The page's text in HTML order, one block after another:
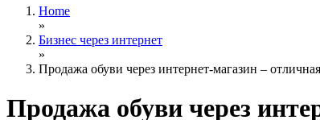
Home
»
Бизнес через интернет
»
Продажа обуви через интернет-магазин –
Продажа обуви через